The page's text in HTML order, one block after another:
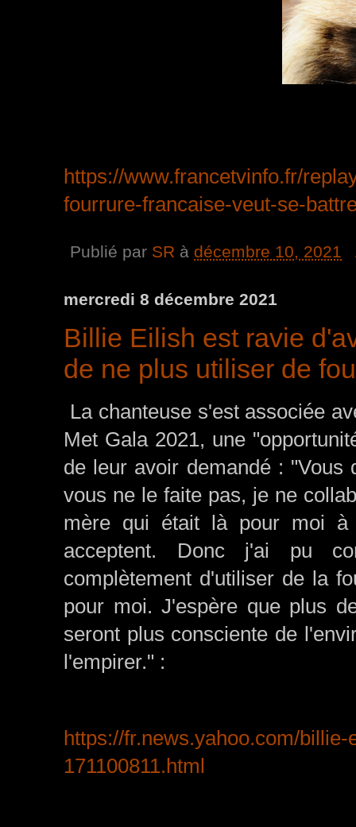
https://www.francetvinfo.fr/
fourrure-francaise-veut-se-
Publié par SR à décembre 10, 2021
mercredi 8 décembre 2021
Billie Eilish est ravie
de ne plus utiliser de
La chanteuse s'est associée
Met Gala 2021, une
de leur avoir demandé :
vous ne le faite pas, je ne
mère qui était là pour moi
acceptent. Donc j'ai pu
complètement d'utiliser de la
pour moi. J'espère que plus
seront plus consciente de
l'empirer." :
https://fr.news.yahoo.com/
171100811.html